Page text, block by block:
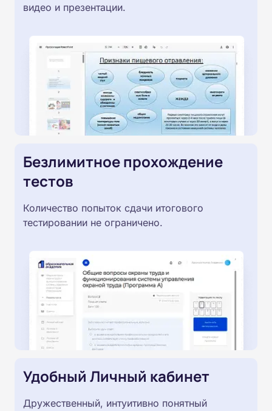
видео и презентации.
Безлимитное прохождение
тестов
Количество попыток сдачи итогового
тестировании не ограничено.
Удобный Личный кабинет
Дружественный, интуитивно понятный